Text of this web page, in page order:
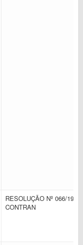
RESOLUÇÃO Nº 066/1998
CONTRAN